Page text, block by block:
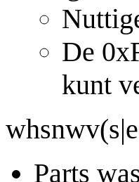
De
kunt
Parts